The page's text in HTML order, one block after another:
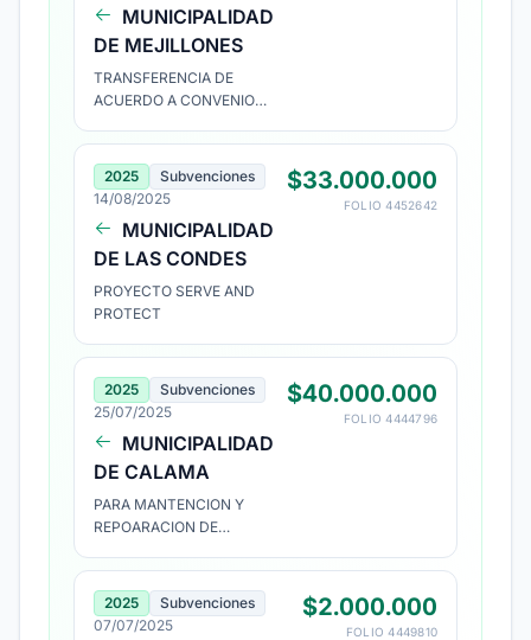
MUNICIPALIDAD
DE MEJILLONES
TRANSFERENCIA DE
ACUERDO A CONVENIO
APROBADO POR D.A. N°1947
DEL 09/09/2025. PARA
ADQUISICION DE BIENES Y
LEY DE PRESUPUESTO DEL
SECTOR PUBLICO.
2025
Subvenciones
14/08/2025
MUNICIPALIDAD
DE LAS CONDES
PROYECTO SERVE AND
PROTECT
$33.000.000
FOLIO 4452642
2025
Subvenciones
25/07/2025
MUNICIPALIDAD
DE CALAMA
PARA MANTENCION Y
REPOARACION DE
DESTINADAS A LAS
ACTIVIDADES PROPIAS DE
LA INSTITUCION,
$40.000.000
FOLIO 4444796
2025
Subvenciones
07/07/2025
$2.000.000
FOLIO 4449810